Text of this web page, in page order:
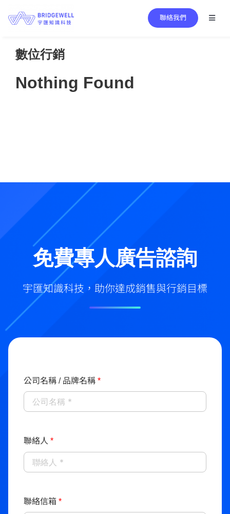
聯絡我們
Toggle
for:
About Bridgewell
EN
數位行銷
Nothing Found
免費專人廣告諮詢
宇匯知識科技，助你達成銷售與行銷目標
公司名稱 / 品牌名稱 *
聯絡人 *
聯絡信箱 *